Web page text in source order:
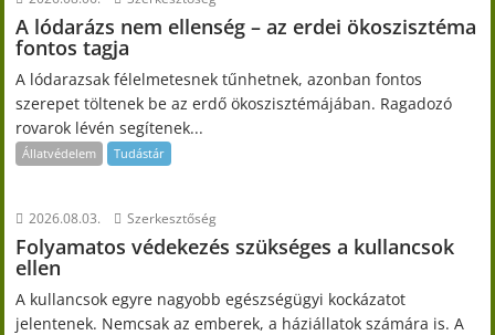
A lódarázs nem ellenség – az erdei ökoszisztéma
fontos tagja
A lódarazsak félelmetesnek tűnhetnek, azonban fontos
szerepet töltenek be az erdő ökoszisztémájában. Ragadozó
rovarok lévén segítenek...
Állatvédelem Tudástár
2026.08.03. Szerkesztőség
Folyamatos védekezés szükséges a kullancsok
ellen
A kullancsok egyre nagyobb egészségügyi kockázatot
jelentenek. Nemcsak az emberek, a háziállatok számára is. A